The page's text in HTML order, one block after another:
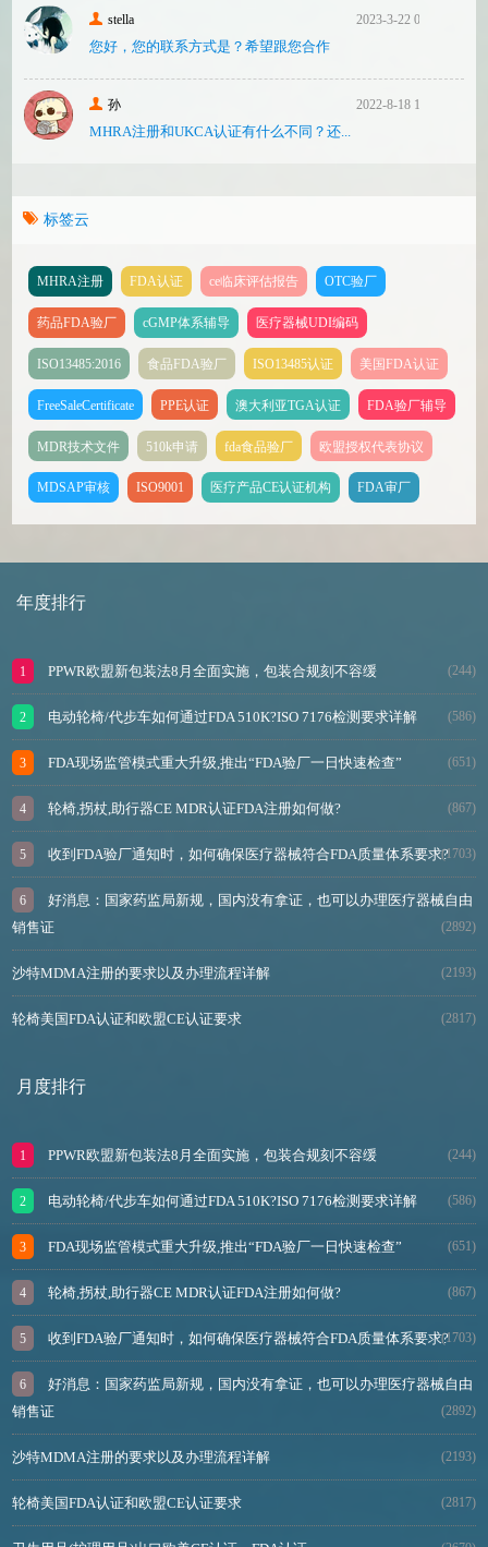
stella 2023-3-22 08:31
您好，您的联系方式是？希望跟您合作
孙 2022-8-18 17:47
MHRA注册和UKCA认证有什么不同？还...
标签云
MHRA注册 FDA认证 ce临床评估报告 OTC验厂
药品FDA验厂 cGMP体系辅导 医疗器械UDI编码
ISO13485:2016 食品FDA验厂 ISO13485认证 美国FDA认证
FreeSaleCertificate PPE认证 澳大利亚TGA认证 FDA验厂辅导
MDR技术文件 510k申请 fda食品验厂 欧盟授权代表协议
MDSAP审核 ISO9001 医疗产品CE认证机构 FDA审厂
年度排行
PPWR欧盟新包装法8月全面实施，包装合规刻不容缓 (244)
电动轮椅/代步车如何通过FDA 510K?ISO 7176检测要求详解 (586)
FDA现场监管模式重大升级,推出“FDA验厂一日快速检查” (651)
轮椅,拐杖,助行器CE MDR认证FDA注册如何做? (867)
收到FDA验厂通知时，如何确保医疗器械符合FDA质量体系要求?(1703)
好消息：国家药监局新规，国内没有拿证，也可以办理医疗器械自由
销售证
(2892)
沙特MDMA注册的要求以及办理流程详解 (2193)
轮椅美国FDA认证和欧盟CE认证要求 (2817)
月度排行
PPWR欧盟新包装法8月全面实施，包装合规刻不容缓 (244)
电动轮椅/代步车如何通过FDA 510K?ISO 7176检测要求详解 (586)
FDA现场监管模式重大升级,推出“FDA验厂一日快速检查” (651)
轮椅,拐杖,助行器CE MDR认证FDA注册如何做? (867)
收到FDA验厂通知时，如何确保医疗器械符合FDA质量体系要求?(1703)
好消息：国家药监局新规，国内没有拿证，也可以办理医疗器械自由
销售证
(2892)
沙特MDMA注册的要求以及办理流程详解 (2193)
轮椅美国FDA认证和欧盟CE认证要求 (2817)